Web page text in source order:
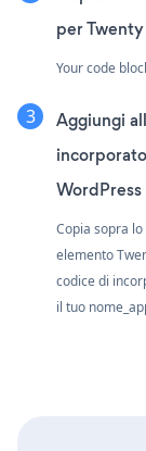
per
Your code
Aggiungi
WordPress
Copia sopra
elemento
codice di
il tuo